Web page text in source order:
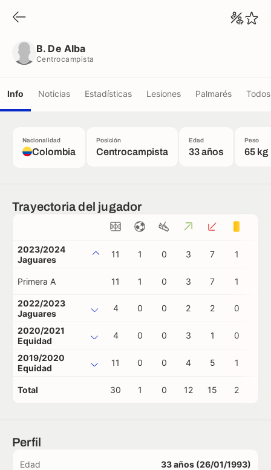
B. De Alba
Centrocampista
Info Noticias Estadísticas Lesiones Palmarés
Nacionalidad
Colombia
Posición
Centrocampista
Edad
33 años
Peso
65 kg
Trayectoria del jugador
2023/2024
Jaguares
11 1 0 3 7 1
Primera A 11 1 0 3 7 1
2022/2023
Jaguares
4 0 0 2 2 0
2020/2021
Equidad
4 0 0 3 1 0
2019/2020
Equidad
11 0 0 4 5 1
Total 30 1 0 12 15 2
Perfil
Edad 33 años (26/01/1993)